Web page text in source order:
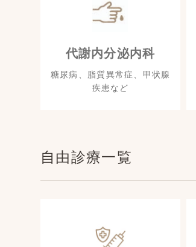
代謝内分泌内科
糖尿病、脂質異常症、甲状腺
疾患など
自由診療一覧